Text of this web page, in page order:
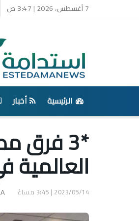
7 أغسطس، 2026 | 3:47 ص
الرئيسية أخبار
*3
العالمية في
2023/05/14 | 3:45 مساءً A